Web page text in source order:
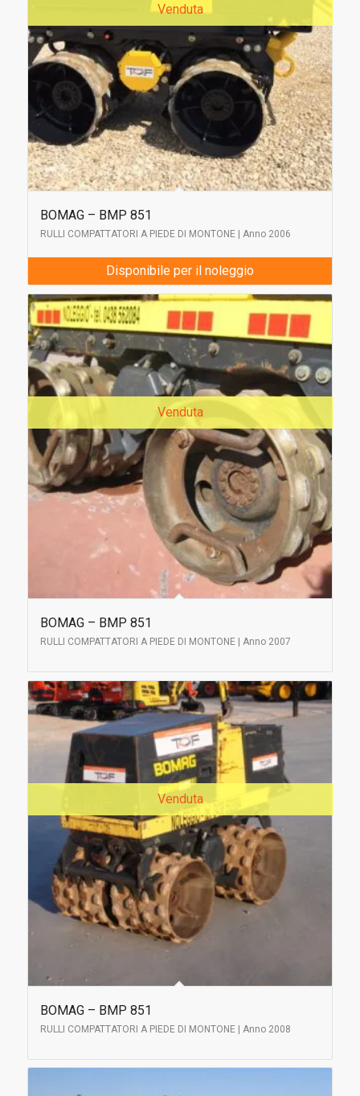
Venduta
BOMAG – BMP 851
RULLI COMPATTATORI A PIEDE DI MONTONE | Anno 2006
Disponibile per il noleggio
Venduta
BOMAG – BMP 851
RULLI COMPATTATORI A PIEDE DI MONTONE | Anno 2007
Venduta
BOMAG – BMP 851
RULLI COMPATTATORI A PIEDE DI MONTONE | Anno 2008